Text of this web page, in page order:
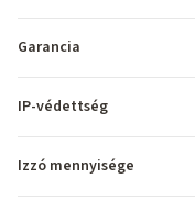
Garancia
IP-védettség
Izzó mennyisége